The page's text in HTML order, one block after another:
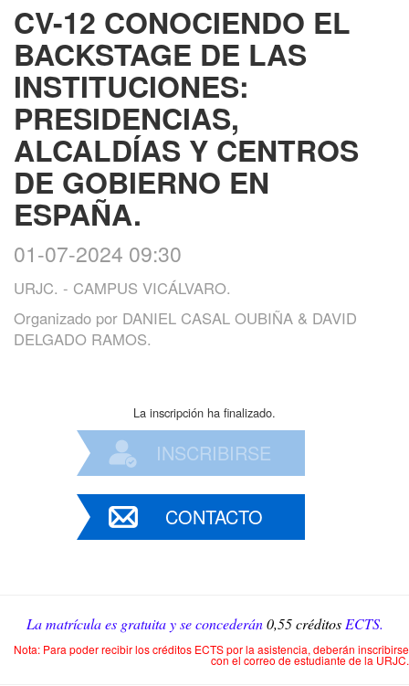
CV-12 CONOCIENDO EL
BACKSTAGE DE LAS
INSTITUCIONES:
PRESIDENCIAS,
ALCALDÍAS Y CENTROS
DE GOBIERNO EN
ESPAÑA.
01-07-2024 09:30
URJC. - CAMPUS VICÁLVARO.
Organizado por DANIEL CASAL OUBIÑA & DAVID
DELGADO RAMOS.
La inscripción ha finalizado.
INSCRIBIRSE
CONTACTO
La matrícula es gratuita y se concederán0,55 créditosECTS.
Nota: Para poder recibir los créditos ECTS por la asistencia, deberán inscribirse
con el correo de estudiante de la URJC.